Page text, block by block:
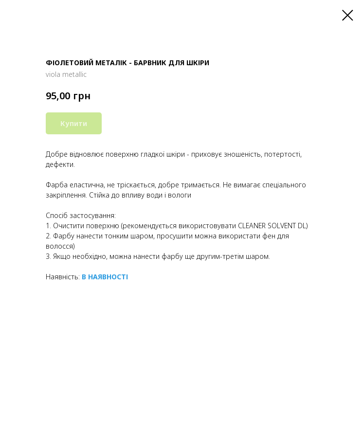
ФІОЛЕТОВИЙ МЕТАЛІК - БАРВНИК ДЛЯ ШКІРИ
viola metallic
95,00 грн
Купити
Добре відновлює поверхню гладкої шкіри - приховує зношеність, потертості,
дефекти.
Фарба еластична, не тріскається, добре тримається. Не вимагає спеціального
закріплення. Стійка до впливу води і вологи
Спосіб застосування:
1. Очистити поверхню (рекомендується використовувати CLEANER SOLVENT DL)
2. Фарбу нанести тонким шаром, просушити можна використати фен для
волосся)
3. Якщо необхідно, можна нанести фарбу ще другим-третім шаром.
Наявність: В НАЯВНОСТІ